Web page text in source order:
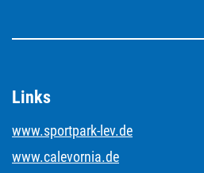
Links
www.sportpark-lev.de
www.calevornia.de